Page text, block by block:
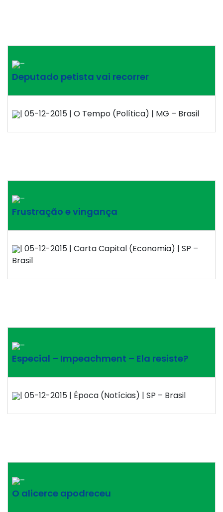
–
Deputado petista vai recorrer
| 05-12-2015 | O Tempo (Política) | MG – Brasil
–
Frustração e vingança
| 05-12-2015 | Carta Capital (Economia) | SP –
Brasil
–
Especial – Impeachment – Ela resiste?
| 05-12-2015 | Época (Notícias) | SP – Brasil
–
O alicerce apodreceu